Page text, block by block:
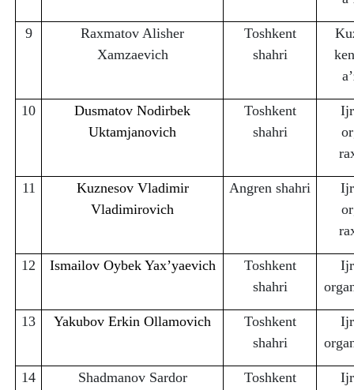
9
Raxmatov Alisher
Xamzaevich
Toshkent
shahri
10
Dusmatov Nodirbek
Uktamjanovich
Toshkent
shahri
11
Kuznesov Vladimir
Vladimirovich
Angren shahri
12 Ismailov Oybek Yax’yaevich
Toshkent
shahri
13 Yakubov Erkin Ollamovich
Toshkent
shahri
14
Shadmanov Sardor
Toshkent